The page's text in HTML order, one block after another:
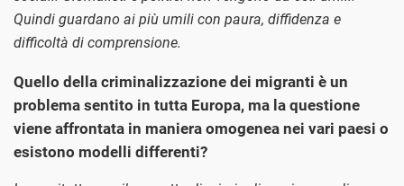
Quindi guardano ai più umili con paura, diffidenza e
difficoltà di comprensione.
Quello della criminalizzazione dei migranti è un
problema sentito in tutta Europa, ma la questione
viene affrontata in maniera omogenea nei vari paesi o
esistono modelli differenti?